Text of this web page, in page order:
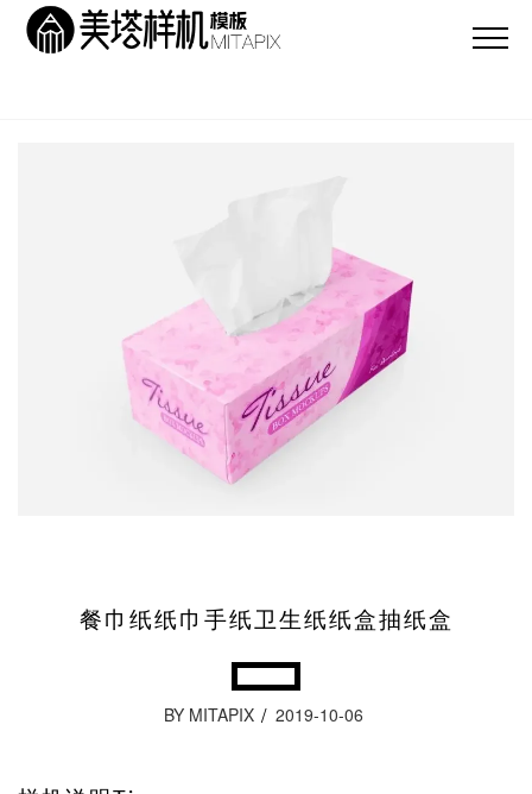
餐巾纸纸巾手纸卫生纸纸盒抽纸盒
BY MITAPIX 2019-10-06